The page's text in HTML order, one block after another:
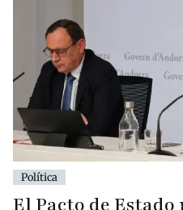
Política
El Pacto de